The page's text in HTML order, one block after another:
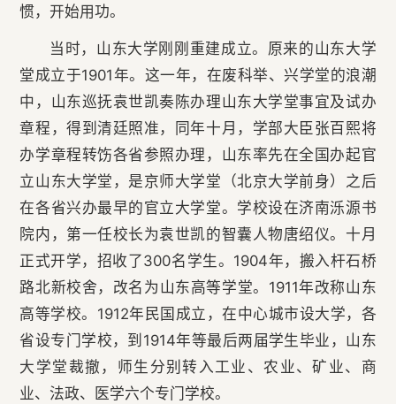
惯，开始用功。
当时，山东大学刚刚重建成立。原来的山东大学
堂成立于1901年。这一年，在废科举、兴学堂的浪潮
中，山东巡抚袁世凯奏陈办理山东大学堂事宜及试办
章程，得到清廷照准，同年十月，学部大臣张百熙将
办学章程转饬各省参照办理，山东率先在全国办起官
立山东大学堂，是京师大学堂（北京大学前身）之后
在各省兴办最早的官立大学堂。学校设在济南泺源书
院内，第一任校长为袁世凯的智囊人物唐绍仪。十月
正式开学，招收了300名学生。1904年，搬入杆石桥
路北新校舍，改名为山东高等学堂。1911年改称山东
高等学校。1912年民国成立，在中心城市设大学，各
省设专门学校，到1914年等最后两届学生毕业，山东
大学堂裁撤，师生分别转入工业、农业、矿业、商
业、法政、医学六个专门学校。